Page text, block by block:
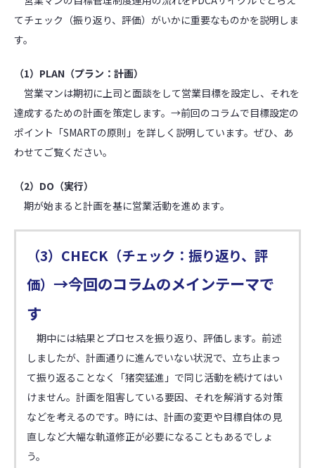
てチェック（振り返り、評価）がいかに重要なものかを説明しま
す。
（1）PLAN（プラン：計画）
営業マンは期初に上司と面談をして営業目標を設定し、それを
達成するための計画を策定します。→前回のコラムで目標設定の
ポイント「SMARTの原則」を詳しく説明しています。ぜひ、あ
わせてご覧ください。
（2）DO（実行）
期が始まると計画を基に営業活動を進めます。
（3）CHECK（チェック：振り返り、評
価） →今回のコラムのメインテーマで
す
期中には結果とプロセスを振り返り、評価します。前述
しましたが、計画通りに進んでいない状況で、立ち止まっ
て振り返ることなく「猪突猛進」で同じ活動を続けてはい
けません。計画を阻害している要因、それを解消する対策
などを考えるのです。時には、計画の変更や目標自体の見
直しなど大幅な軌道修正が必要になることもあるでしょ
う。